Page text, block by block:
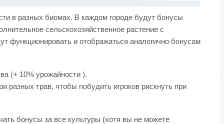
в разных биомах. В каждом городе будут бонусы
сельскохозяйственное растение с
функционировать и отображаться аналогично бонусам
(+ 10% урожайности ).
разных трав, чтобы побудить игроков рискнуть при
бонусы за все культуры (хотя вы не можете